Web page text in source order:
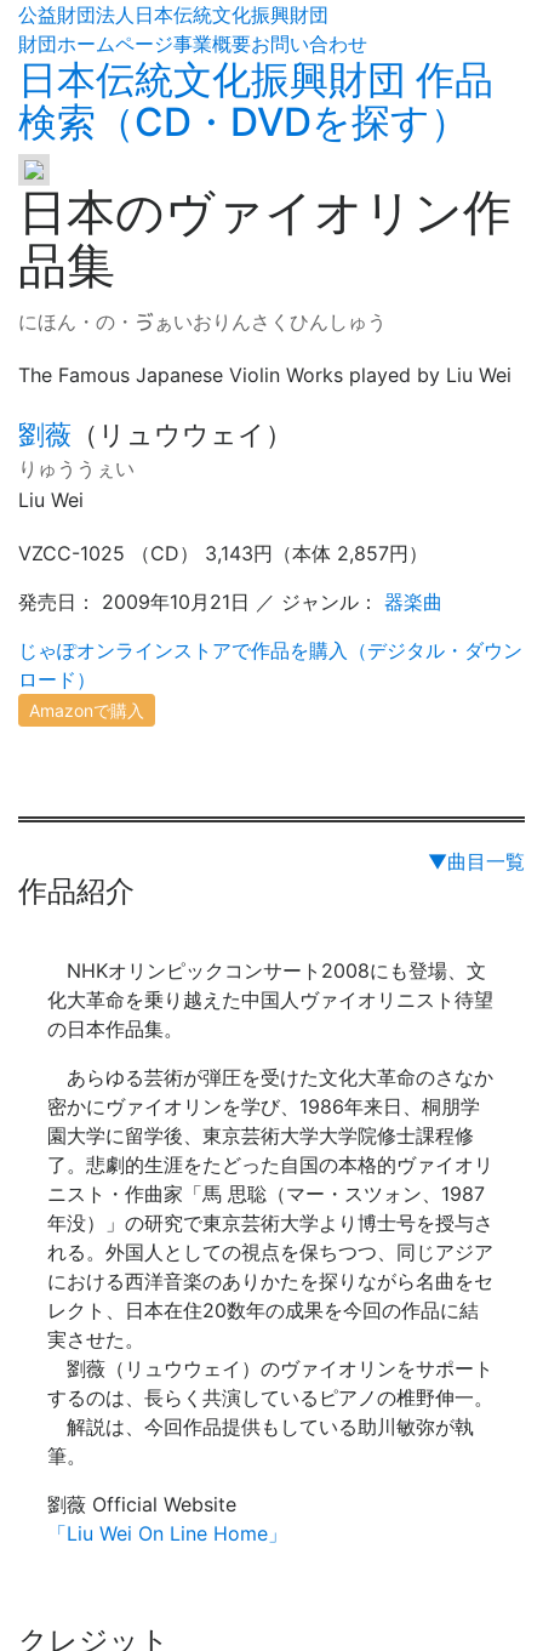
公益財団法人日本伝統文化振興財団
財団ホームページ事業概要お問い合わせ
日本伝統文化振興財団 作品
検索（CD・DVDを探す）
日本のヴァイオリン作
品集
にほん・の・ゔぁいおりんさくひんしゅう
The Famous Japanese Violin Works played by Liu Wei
劉薇 （ リュウウェイ ）
りゅううぇい
Liu Wei
VZCC-1025 （CD） 3,143円（本体 2,857円）
発売日： 2009年10月21日 ／ ジャンル： 器楽曲
じゃぽオンラインストアで作品を購入（デジタル・ダウン
ロード）
Amazonで購入
▼曲目一覧
作品紹介
NHKオリンピックコンサート2008にも登場、文
化大革命を乗り越えた中国人ヴァイオリニスト待望
の日本作品集。
あらゆる芸術が弾圧を受けた文化大革命のさなか
密かにヴァイオリンを学び、1986年来日、桐朋学
園大学に留学後、東京芸術大学大学院修士課程修
了。悲劇的生涯をたどった自国の本格的ヴァイオリ
ニスト・作曲家「馬 思聡（マー・スツォン、1987
年没）」の研究で東京芸術大学より博士号を授与さ
れる。外国人としての視点を保ちつつ、同じアジア
における西洋音楽のありかたを探りながら名曲をセ
レクト、日本在住20数年の成果を今回の作品に結
実させた。
劉薇（リュウウェイ）のヴァイオリンをサポート
するのは、長らく共演しているピアノの椎野伸一。
解説は、今回作品提供もしている助川敏弥が執
筆。
劉薇 Official Website
「Liu Wei On Line Home」
クレジット